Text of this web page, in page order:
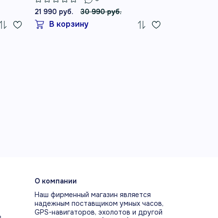
21 990 руб. 30 990 руб.
В корзину
О компании
Наш фирменный магазин является
надежным поставщиком умных часов,
GPS-навигаторов, эхолотов и другой